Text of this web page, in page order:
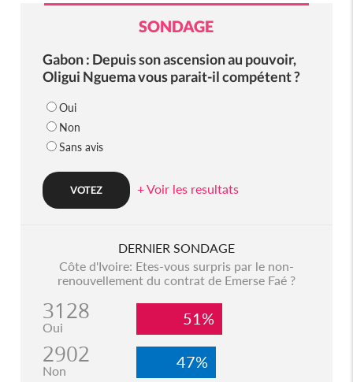
SONDAGE
Gabon : Depuis son ascension au pouvoir,
Oligui Nguema vous parait-il compétent ?
Oui
Non
Sans avis
+ Voir les resultats
DERNIER SONDAGE
Côte d'Ivoire: Etes-vous surpris par le non-
renouvellement du contrat de Emerse Faé ?
3128
Oui 51%
2902
Non 47%